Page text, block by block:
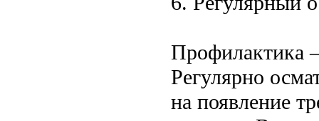
Профилактика
Регулярно
на появление